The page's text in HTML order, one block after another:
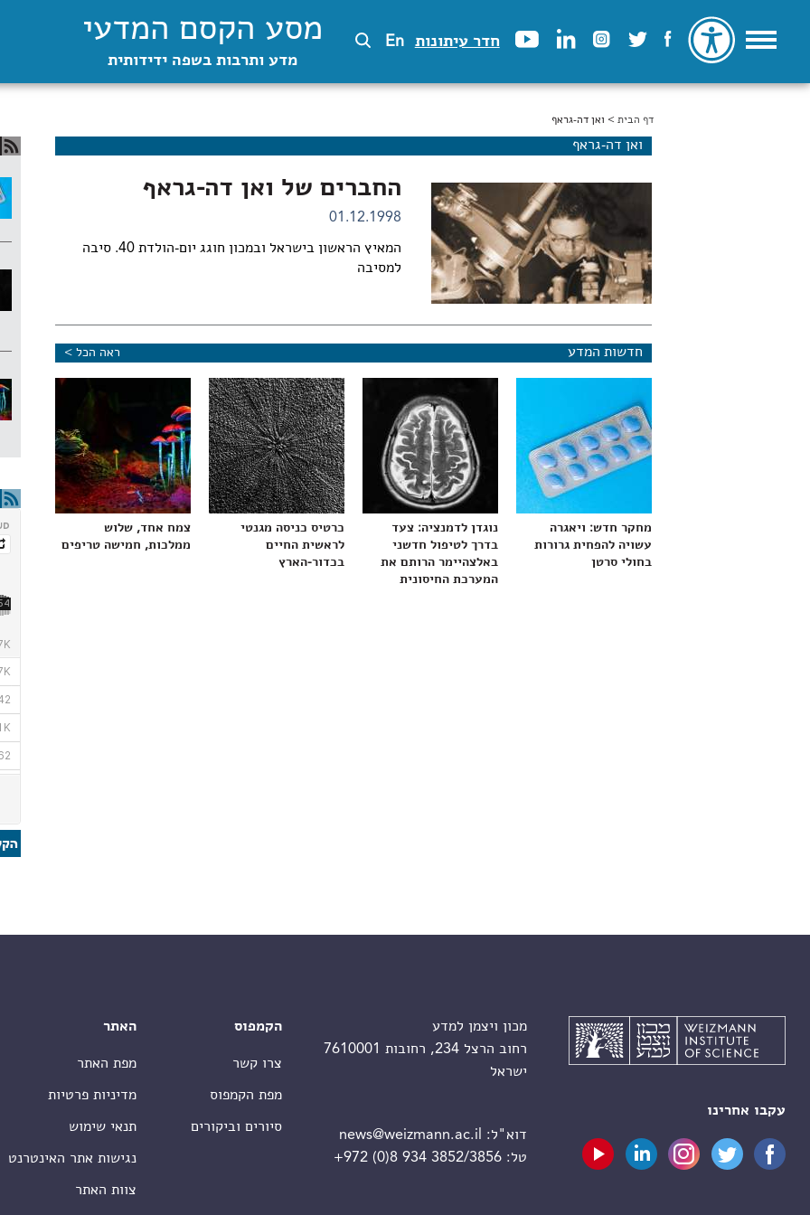
חדר עיתונות En מסע הקסם המדעי
מדע ותרבות בשפה ידידותית
הינך נמצא כאן
דף הבית > ואן דה-גראף
ואן דה-גראף
החברים של ואן דה-גראף
01.12.1998
המאיץ הראשון בישראל ובמכון חוגג יום-הולדת 40. סיבה
למסיבה
חדשות המדע ראה הכל >
מחקר חדש: ויאגרה
עשויה להפחית גרורות
בחולי סרטן
נוגדן לדמנציה: צעד
בדרך לטיפול חדשני
באלצהיימר הרותם את
המערכת החיסונית
כרטיס כניסה מגנטי
לראשית החיים
בכדור-הארץ
צמח אחד, שלוש
ממלכות, חמישה טריפים
עקבו אחרינו
מכון ויצמן למדע
רחוב הרצל 234, רחובות 7610001
ישראל
דוא"ל:
news@weizmann.ac.il
טל:+972 (0)8 934 3852/3856
הקמפוס
צרו קשר
מפת הקמפוס
סיורים וביקורים
האתר
מפת האתר
מדיניות פרטיות
תנאי שימוש
נגישות אתר האינטרנט
צוות האתר